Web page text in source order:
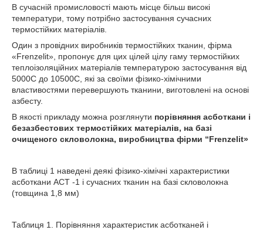
В сучасній промисловості мають місце більш високі
температури, тому потрібно застосування сучасних
термостійких матеріалів.
Один з провідних виробників термостійких тканин, фірма
«Frenzelit», пропонує для цих цілей цілу гаму термостійких
теплоізоляційних матеріалів температурою застосування від
5000С до 10500С, які за своїми фізико-хімічними
властивостями перевершують тканини, виготовлені на основі
азбесту.
В якості прикладу можна розглянути порівняння асботкани і
безазбестових термостійких матеріалів, на базі
очищеного скловолокна, виробництва фірми “Frenzelit»
В таблиці 1 наведені деякі фізико-хімічні характеристики
асботкани АСТ -1 і сучасних тканин на базі скловолокна
(товщина 1,8 мм)
Таблиця 1. Порівняння характеристик асботканей і